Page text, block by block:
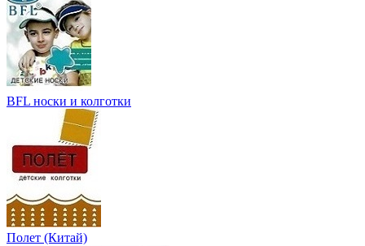
BFL носки и колготки
Полет (Китай)